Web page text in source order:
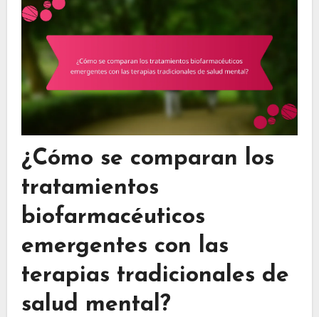
¿Cómo se comparan los
tratamientos
biofarmacéuticos
emergentes con las
terapias tradicionales de
salud mental?